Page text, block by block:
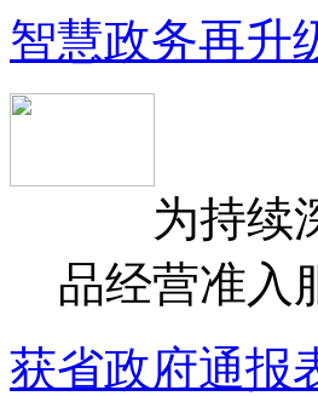
智慧政务再升
为持续深
品经营准入
获省政府通报